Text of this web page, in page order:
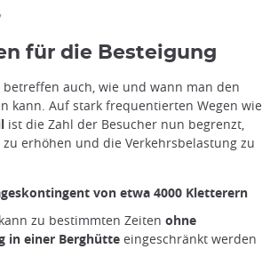
für die Besteigung
betreffen auch, wie und wann man den
kann. Auf stark frequentierten Wegen wie
ist die Zahl der Besucher nun begrenzt,
erhöhen und die Verkehrsbelastung zu
von etwa 4000 Kletterern
zu bestimmten Zeiten ohne
in einer Berghütte eingeschränkt werden